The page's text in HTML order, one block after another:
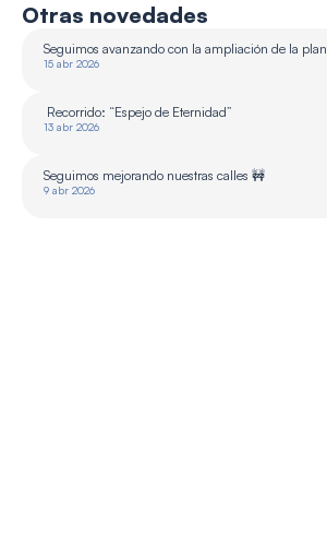
Otras novedades
Seguimos avanzando con la ampliación de la
15 abr 2026
Recorrido: “Espejo de Eternidad”
13 abr 2026
Seguimos mejorando nuestras calles 🚧
9 abr 2026